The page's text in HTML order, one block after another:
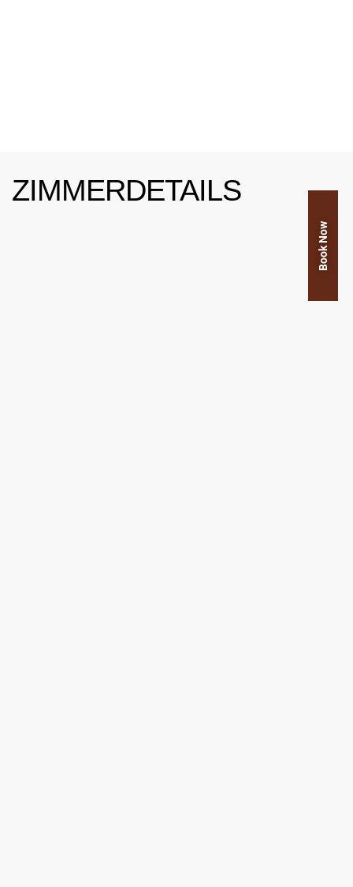
ZIMMERDETAILS
Book Now